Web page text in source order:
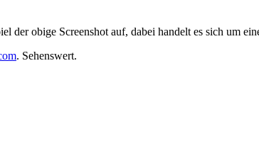
obige Screenshot auf, dabei handelt es sich um
. Sehenswert.